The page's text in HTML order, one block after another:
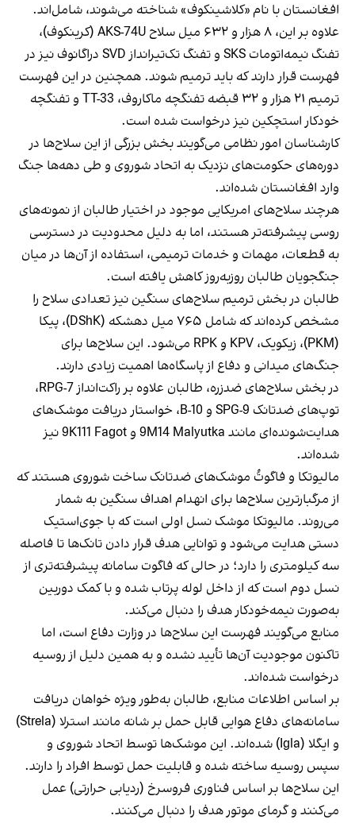
افغانستان با نام «کلاشینکوف» شناخته می‌شوند، شامل‌اند.
علاوه بر این، ۸ هزار و ۶۳۲ میل سلاح AKS-74U (کرینکوف)،
تفنگ نیمه‌اتومات SKS و تفنگ تک‌تیرانداز SVD دراگانوف نیز در
فهرست قرار دارند که باید ترمیم شوند. همچنین در این فهرست
ترمیم ۲۱ هزار و ۳۲ قبضه تفنگچه ماکاروف، TT-33 و تفنگچه
خودکار استچکین نیز درخواست شده است.
کارشناسان امور نظامی می‌گویند بخش بزرگی از این سلاح‌ها در
دوره‌های حکومت‌های نزدیک به اتحاد شوروی و طی دهه‌ها جنگ
وارد افغانستان شده‌اند.
هرچند سلاح‌های امریکایی موجود در اختیار طالبان از نمونه‌های
روسی پیشرفته‌تر هستند، اما به دلیل محدودیت در دسترسی
به قطعات، مهمات و خدمات ترمیمی، استفاده از آن‌ها در میان
جنگجویان طالبان روزبه‌روز کاهش یافته است.
طالبان در بخش ترمیم سلاح‌های سنگین نیز تعدادی سلاح را
مشخص کرده‌اند که شامل ۷۶۵ میل دهشکه (DShK)، پیکا
(PKM)، زیکویک، KPV و RPK می‌شود. این سلاح‌ها برای
جنگ‌های میدانی و دفاع از پاسگاه‌ها اهمیت زیادی دارند.
در بخش سلاح‌های ضدزره، طالبان علاوه بر راکت‌انداز RPG-7،
توپ‌های ضدتانک SPG-9 و B-10، خواستار دریافت موشک‌های
هدایت‌شونده‌ای مانند 9M14 Malyutka و 9K111 Fagot نیز
شده‌اند.
مالیوتکا و فاگوتُ موشک‌های ضدتانک ساخت شوروی هستند که
از مرگبارترین سلاح‌ها برای انهدام اهداف سنگین به شمار
می‌روند. مالیوتکا موشک نسل اولی است که با جوی‌استیک
دستی هدایت می‌شود و توانایی هدف قرار دادن تانک‌ها تا فاصله
سه کیلومتری را دارد؛ در حالی که فاگوت سامانه پیشرفته‌تری از
نسل دوم است که از داخل لوله پرتاب شده و با کمک دوربین
به‌صورت نیمه‌خودکار هدف را دنبال می‌کند.
منابع می‌گویند فهرست این سلاح‌ها در وزارت دفاع است، اما
تاکنون موجودیت آن‌ها تأیید نشده و به همین دلیل از روسیه
درخواست شده‌اند.
بر اساس اطلاعات منابع، طالبان به‌طور ویژه خواهان دریافت
سامانه‌های دفاع هوایی قابل حمل بر شانه مانند استرلا (Strela)
و ایگلا (Igla) شده‌اند. این موشک‌ها توسط اتحاد شوروی و
سپس روسیه ساخته شده و قابلیت حمل توسط افراد را دارند.
این سلاح‌ها بر اساس فناوری فروسرخ (ردیابی حرارتی) عمل
می‌کنند و گرمای موتور هدف را دنبال می‌کنند.